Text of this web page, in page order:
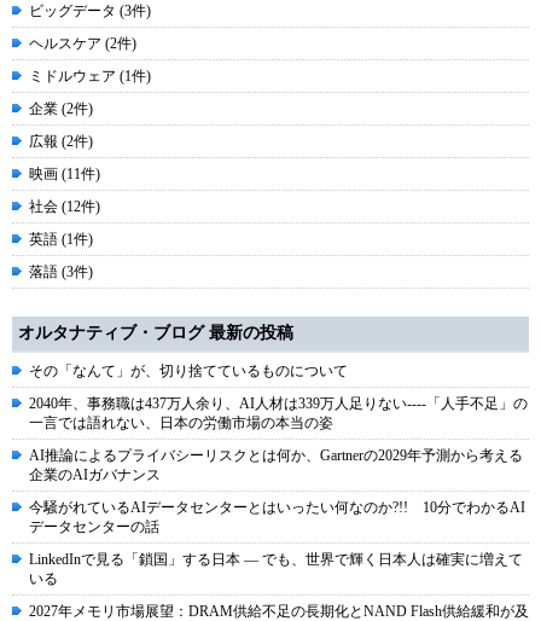
ビッグデータ (3件)
ヘルスケア (2件)
ミドルウェア (1件)
企業 (2件)
広報 (2件)
映画 (11件)
社会 (12件)
英語 (1件)
落語 (3件)
オルタナティブ・ブログ 最新の投稿
その「なんて」が、切り捨てているものについて
2040年、事務職は437万人余り、AI人材は339万人足りない----「人手不足」の
一言では語れない、日本の労働市場の本当の姿
AI推論によるプライバシーリスクとは何か、Gartnerの2029年予測から考える
企業のAIガバナンス
今騒がれているAIデータセンターとはいったい何なのか?!! 10分でわかるAI
データセンターの話
LinkedInで見る「鎖国」する日本 ― でも、世界で輝く日本人は確実に増えて
いる
2027年メモリ市場展望：DRAM供給不足の長期化とNAND Flash供給緩和が及